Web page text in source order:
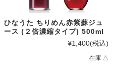
ひなうた ちりめん赤紫蘇ジュ
ース (２倍濃縮タイプ) 500ml
¥1,400(税込)
在庫 △